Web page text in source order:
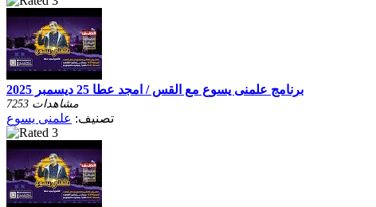
برنامج علمنى يسوع مع القس / امجد عطا 25 ديسمبر 2025
7253 مشاهدات
تصنيف: علمنى يسوع